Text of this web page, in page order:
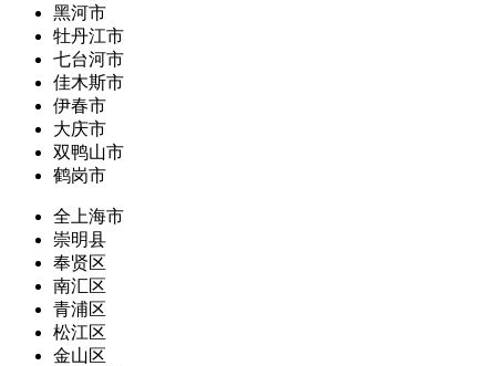
黑河市
牡丹江市
七台河市
佳木斯市
伊春市
大庆市
双鸭山市
鹤岗市
全上海市
崇明县
奉贤区
南汇区
青浦区
松江区
金山区